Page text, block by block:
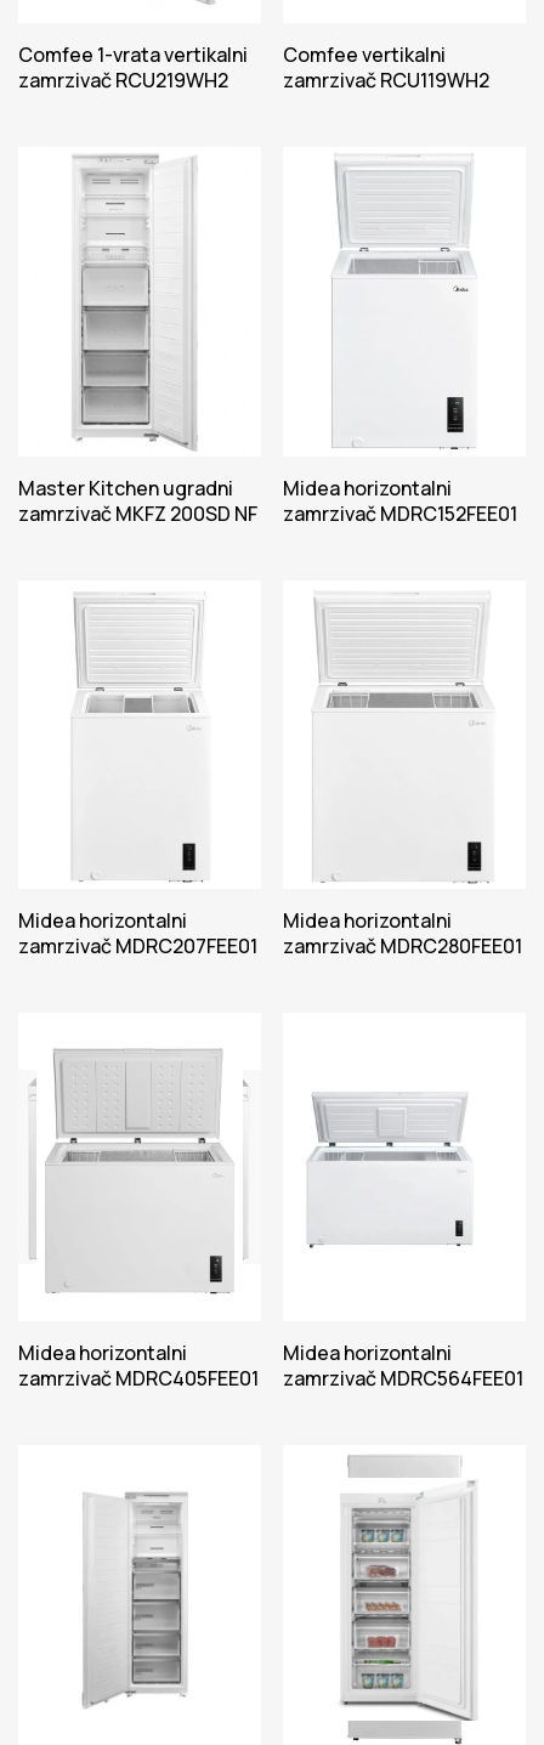
Comfee 1-vrata vertikalni
zamrzivač RCU219WH2
Comfee vertikalni
zamrzivač RCU119WH2
Master Kitchen ugradni
zamrzivač MKFZ 200SD NF
Midea horizontalni
zamrzivač MDRC152FEE01
Midea horizontalni
zamrzivač MDRC207FEE01
Midea horizontalni
zamrzivač MDRC280FEE01
Midea horizontalni
zamrzivač MDRC405FEE01
Midea horizontalni
zamrzivač MDRC564FEE01